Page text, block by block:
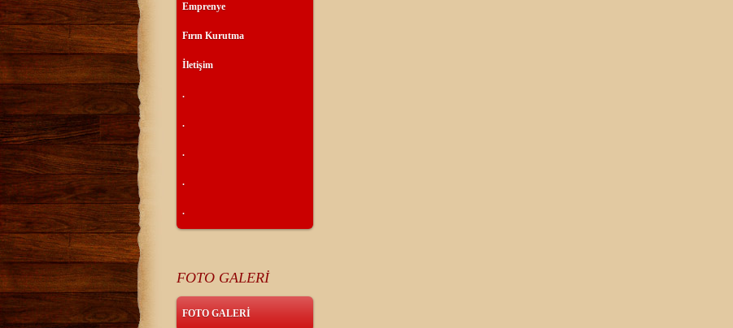
Emprenye
Fırın Kurutma
İletişim
.
.
.
.
.
FOTO GALERİ
FOTO GALERİ